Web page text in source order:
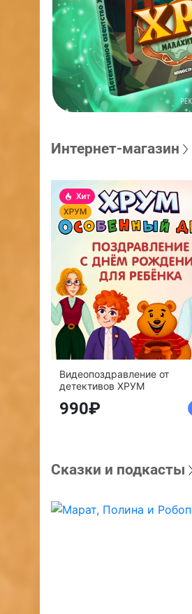
Интернет-магазин
Видеопоздравление от
детективов ХРУМ
990
Сказки и подкасты